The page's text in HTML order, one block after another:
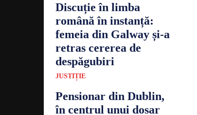
Discuție în limba
română în instanță:
femeia din Galway și-a
retras cererea de
despăgubiri
JUSTIȚIE
Pensionar din Dublin,
în centrul unui dosar